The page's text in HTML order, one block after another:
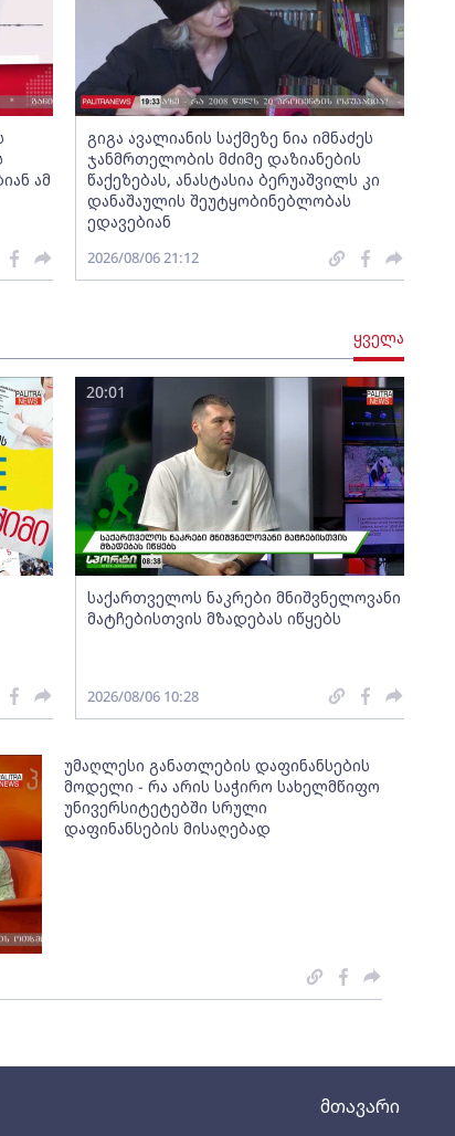
მთავარი
ამ
გიგა ავალიანის საქმეზე ნია იმნაძეს
ჯანმრთელობის მძიმე დაზიანების
წაქეზებას, ანასტასია ბერუაშვილს კი
დანაშაულის შეუტყობინებლობას
ედავებიან
2026/08/06 21:12
ყველა
საქართველოს ნაკრები მნიშვნელოვანი
მატჩებისთვის მზადებას იწყებს
20:01
2026/08/06 10:28
უმაღლესი განათლების დაფინანსების
მოდელი - რა არის საჭირო სახელმწიფო
უნივერსიტეტებში სრული
დაფინანსების მისაღებად